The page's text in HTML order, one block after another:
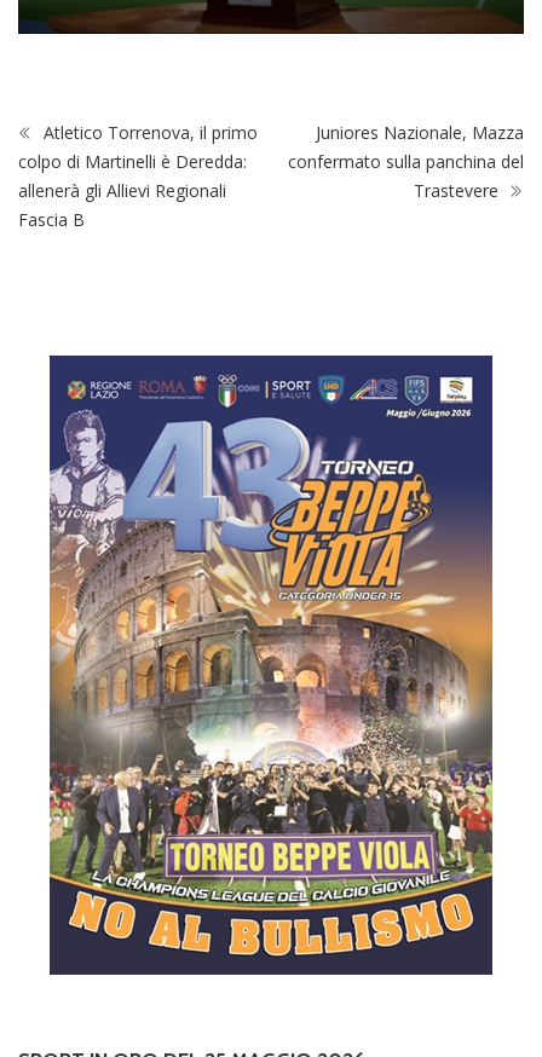
Atletico Torrenova, il primo
colpo di Martinelli è Deredda:
allenerà gli Allievi Regionali
Fascia B
Juniores Nazionale, Mazza
confermato sulla panchina del
Trastevere